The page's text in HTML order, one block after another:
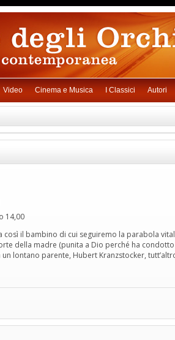
Video Cinema e Musica I Classici Autori
14,00
così il bambino di cui seguiremo la parabola
della madre (punita a Dio perché ha condotto
lontano parente, Hubert Kranzstocker,